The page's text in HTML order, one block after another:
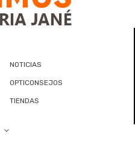
NOTICIAS
OPTICONSEJOS
TIENDAS